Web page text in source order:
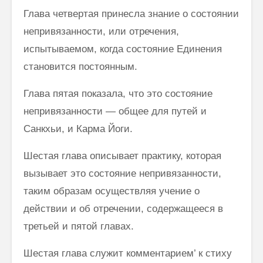
Глава четвертая принесла знание о состоянии
непривязанности, или отречения,
испытываемом, когда состояние Единения
становится посто­янным.
Глава пятая показала, что это состояние
непривязанности — общее для путей и
Санкхьи, и Карма Йоги.
Шестая глава описывает практику, которая
вызывает это состояние непривязанности,
таким образам осуществляя учение о
действии и об отречении, содержащееся в
третьей и пятой главах.
Шестая глава служит комментарием’ к стиху